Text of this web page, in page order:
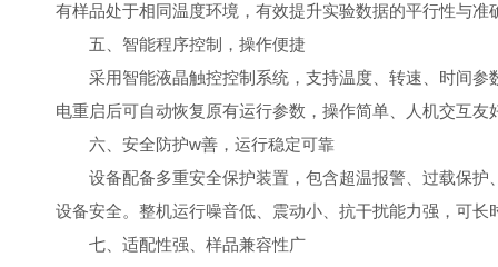
有样品处于相同温度环境，有效提升实验数据的平行性与准
五、智能程序控制，操作便捷
采用智能液晶触控控制系统，支持温度、转速、时间参
电重启后可自动恢复原有运行参数，操作简单、人机交互
六、安全防护w善，运行稳定可靠
设备配备多重安全保护装置，包含超温报警、过载保护
设备安全。整机运行噪音低、震动小、抗干扰能力强，可
七、适配性强、样品兼容性广